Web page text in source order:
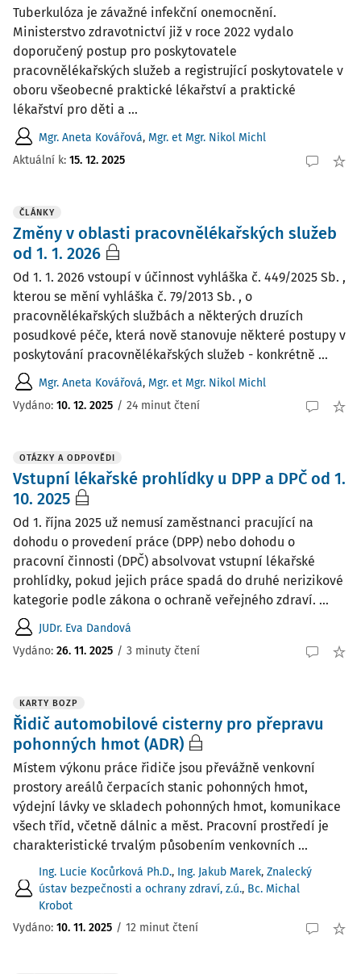
Tuberkulóza je závažné infekční onemocnění.
Ministerstvo zdravotnictví již v roce 2022 vydalo
doporučený postup pro poskytovatele
pracovnělékařských služeb a registrující poskytovatele v
oboru všeobecné praktické lékařství a praktické
lékařství pro děti a ...
Mgr. Aneta Kovářová, Mgr. et Mgr. Nikol Michl
Aktuální k: 15. 12. 2025
ČLÁNKY
Změny v oblasti pracovnělékařských služeb
od 1. 1. 2026
Od 1. 1. 2026 vstoupí v účinnost vyhláška č. 449/2025 Sb. ,
kterou se mění vyhláška č. 79/2013 Sb. , o
pracovnělékařských službách a některých druzích
posudkové péče, která nově stanovuje některé postupy v
poskytování pracovnělékařských služeb - konkrétně ...
Mgr. Aneta Kovářová, Mgr. et Mgr. Nikol Michl
Vydáno: 10. 12. 2025 / 24 minut čtení
OTÁZKY A ODPOVĚDI
Vstupní lékařské prohlídky u DPP a DPČ od 1.
10. 2025
Od 1. října 2025 už nemusí zaměstnanci pracující na
dohodu o provedení práce (DPP) nebo dohodu o
pracovní činnosti (DPČ) absolvovat vstupní lékařské
prohlídky, pokud jejich práce spadá do druhé nerizikové
kategorie podle zákona o ochraně veřejného zdraví. ...
JUDr. Eva Dandová
Vydáno: 26. 11. 2025 / 3 minuty čtení
KARTY BOZP
Řidič automobilové cisterny pro přepravu
pohonných hmot (ADR)
Místem výkonu práce řidiče jsou převážně venkovní
prostory areálů čerpacích stanic pohonných hmot,
výdejní lávky ve skladech pohonných hmot, komunikace
všech tříd, včetně dálnic a měst. Pracovní prostředí je
charakteristické trvalým působením venkovních ...
Ing. Lucie Kocůrková Ph.D., Ing. Jakub Marek, Znalecký
ústav bezpečnosti a ochrany zdraví, z.ú., Bc. Michal
Krobot
Vydáno: 10. 11. 2025 / 12 minut čtení